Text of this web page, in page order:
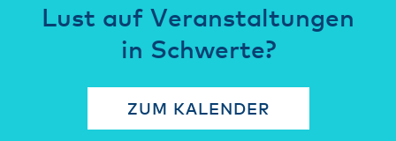
Lust auf Veranstaltungen
in Schwerte?
ZUM KALENDER